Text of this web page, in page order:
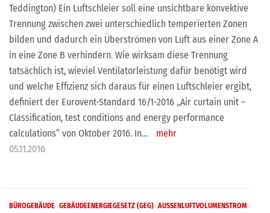
Teddington) Ein Luftschleier soll eine unsichtbare konvektive
Trennung zwischen zwei unterschiedlich temperierten Zonen
bilden und dadurch ein Überströmen von Luft aus einer Zone A
in eine Zone B verhindern. Wie wirksam diese Trennung
tatsächlich ist, wieviel Ventilatorleistung dafür benötigt wird
und welche Effizienz sich daraus für einen Luftschleier ergibt,
definiert der Eurovent-Standard 16/1-2016 „Air curtain unit –
Classification, test conditions and energy performance
calculations“ von Oktober 2016. In…
mehr
05.11.2016
BÜROGEBÄUDE GEBÄUDEENERGIEGESETZ (GEG) AUSSENLUFTVOLUMENSTROM